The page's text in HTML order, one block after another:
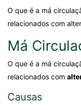
O que é a má
relacionados com
Má
O que é a má
relacionados com
Causas